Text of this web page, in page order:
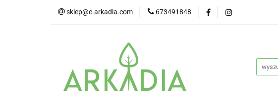
sklep@e-arkadia.com 673491848
Kategorie Producenci